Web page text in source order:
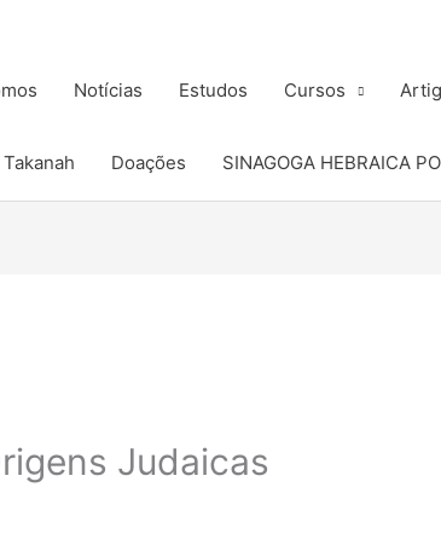
Notícias Estudos Cursos
Takanah Doações SINAGOGA HEBRAICA
Judaicas